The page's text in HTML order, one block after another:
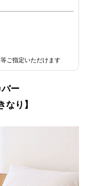
ー
なり】
ご指定いただけます